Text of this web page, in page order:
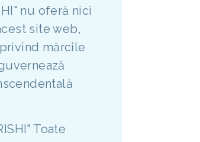
nu oferă nici
site web,
mărcile
Toate